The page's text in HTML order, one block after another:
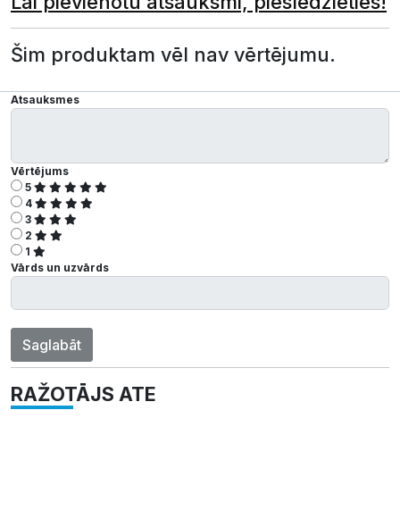
Šim produktam vēl nav vērtējumu.
Atsauksmes
Vērtējums
5
4
3
2
1
Vārds un uzvārds
Saglabāt
RAŽOTĀJS ATE